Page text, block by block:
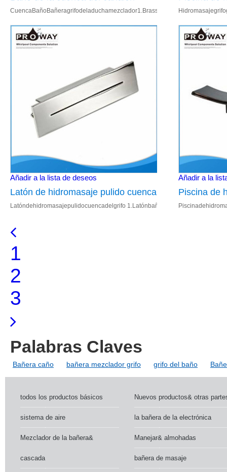
bañera ducha
caliente
bañera
Añadir a la lista de deseos
Latón de hidromasaje pulido cuenca
del grifo
Latóndehidromasajepulidocuencadelgrifo 1.Latónbañeracaño;2.1/
Añadir a la
Piscina de
bañera del
1
2
3
Palabras Claves
Bañera caño bañera mezclador grifo grifo del baño
todos los productos básicos Nuevos productos& otras
sistema de aire la bañera de la electrónica
Mezclador de la bañera&
cascada
Manejar& almohadas
bañera de masaje